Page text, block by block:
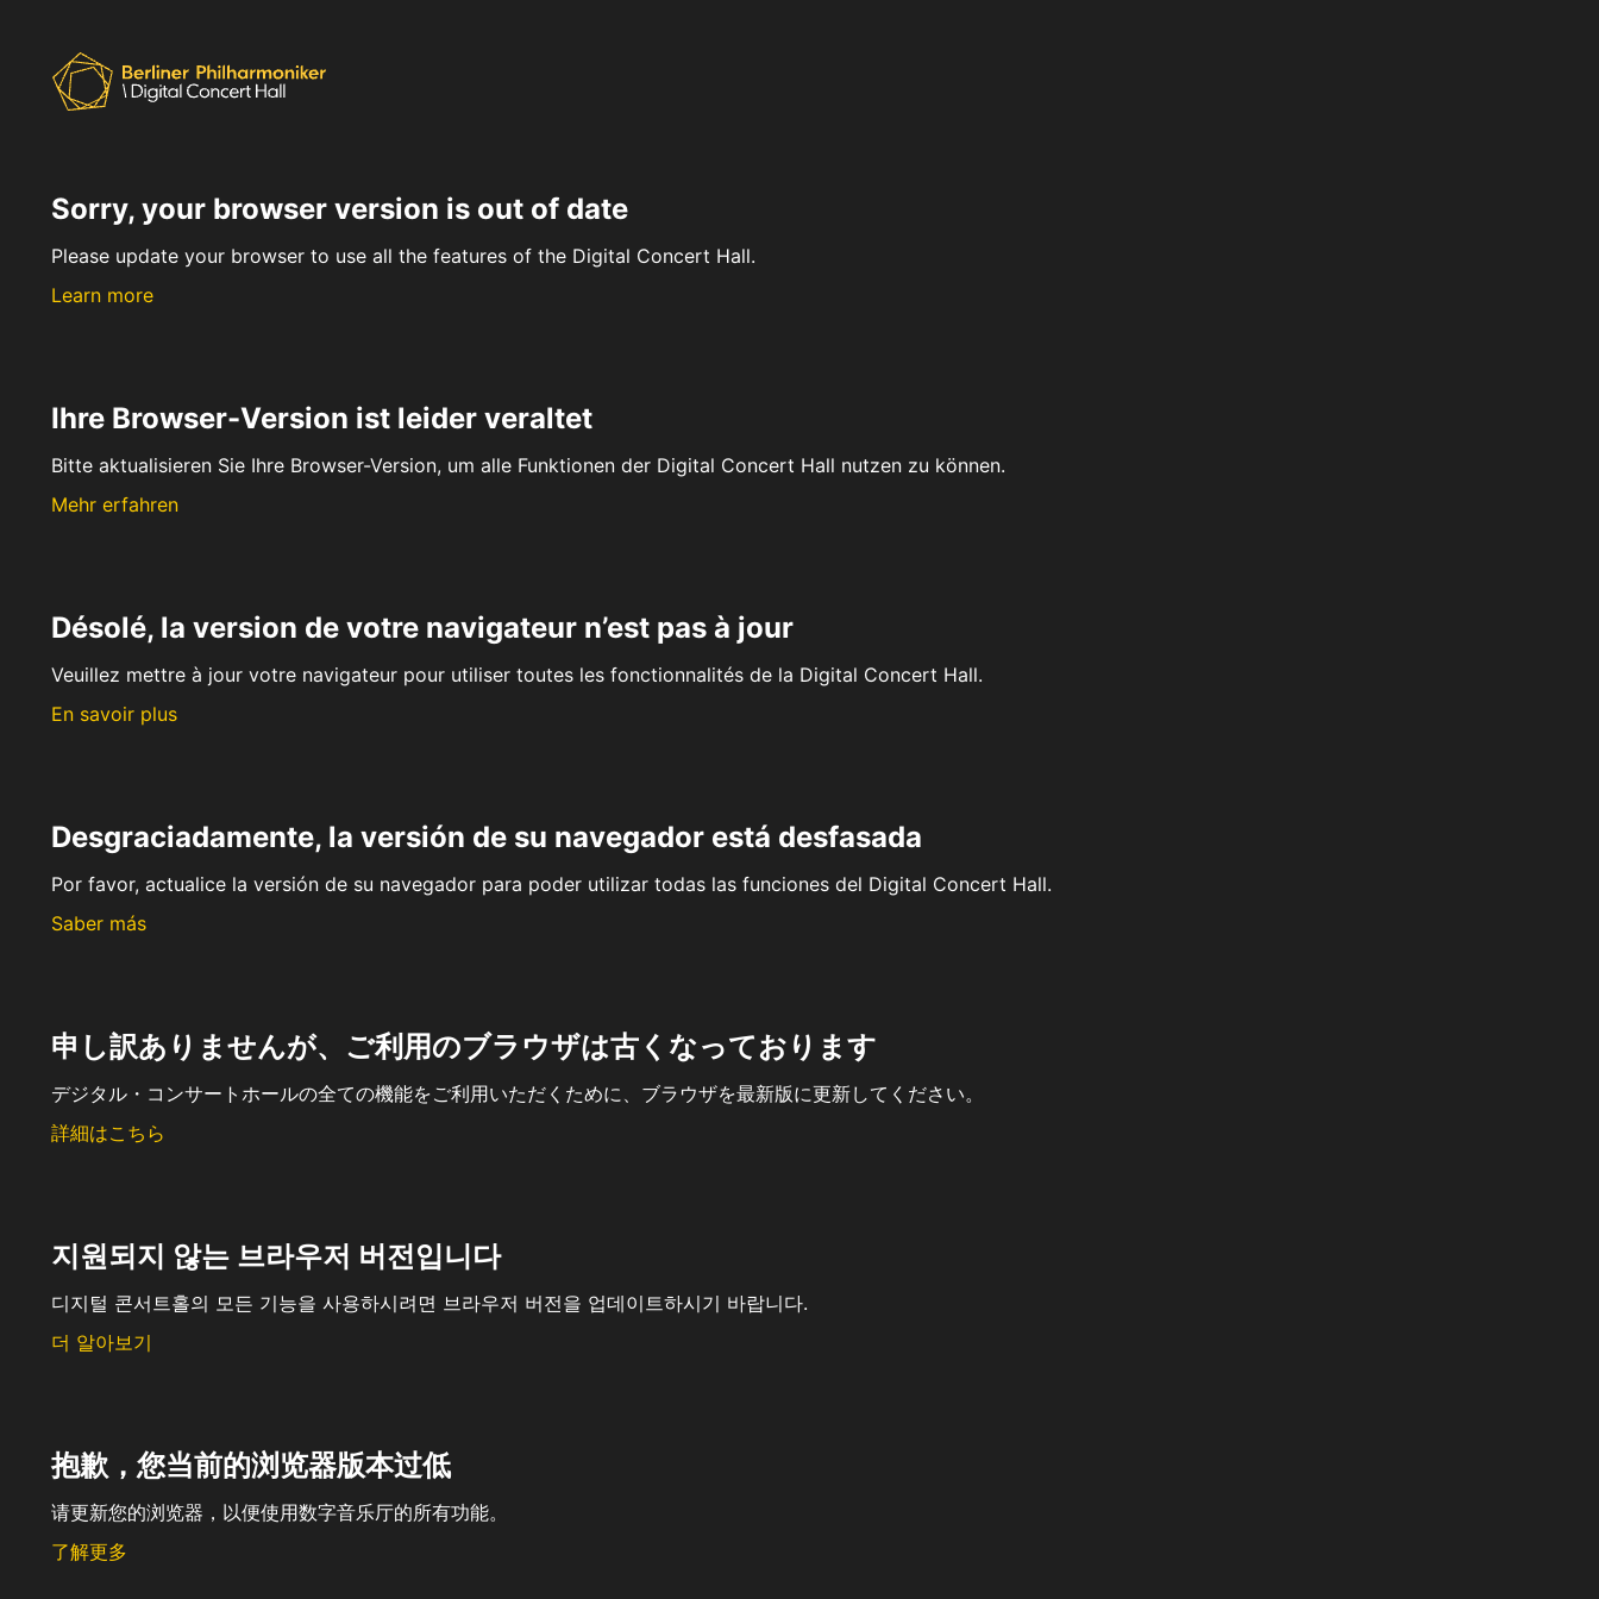
Sorry, your browser version is out of date
Please update your browser to use all the features of the Digital Concert Hall.
Learn more
Ihre Browser-Version ist leider veraltet
Bitte aktualisieren Sie Ihre Browser-Version, um alle Funktionen der Digital Concert Hall nutzen zu können.
Mehr erfahren
Désolé, la version de votre navigateur n’est pas à jour
Veuillez mettre à jour votre navigateur pour utiliser toutes les fonctionnalités de la Digital Concert Hall.
En savoir plus
Desgraciadamente, la versión de su navegador está desfasada
Por favor, actualice la versión de su navegador para poder utilizar todas las funciones del Digital Concert Hall.
Saber más
申し訳ありませんが、ご利用のブラウザは古くなっております
デジタル・コンサートホールの全ての機能をご利用いただくために、ブラウザを最新版に更新してください。
詳細はこちら
지원되지 않는 브라우저 버전입니다
디지털 콘서트홀의 모든 기능을 사용하시려면 브라우저 버전을 업데이트하시기 바랍니다.
더 알아보기
抱歉，您当前的浏览器版本过低
请更新您的浏览器，以便使用数字音乐厅的所有功能。
了解更多